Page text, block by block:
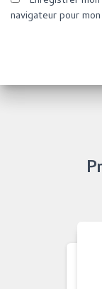
navigateur pour